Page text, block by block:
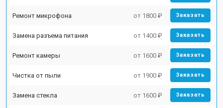
Ремонт микрофона от 1800 ₽ Заказать
Замена разъема питания от 1400 ₽ Заказать
Ремонт камеры от 1600 ₽ Заказать
Чистка от пыли от 1900 ₽ Заказать
Замена стекла от 1600 ₽ Заказать